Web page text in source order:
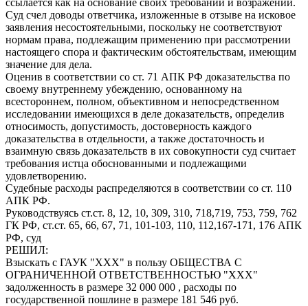
Суд счел доводы ответчика, изложенные в отзыве на исковое
заявления несостоятельными, поскольку не соответствуют
нормам права, подлежащим применению при рассмотрении
настоящего спора и фактическим обстоятельствам, имеющим
значение для дела.
Оценив в соответствии со ст. 71 АПК РФ доказательства по
своему внутреннему убеждению, основанному на
всестороннем, полном, объективном и непосредственном
исследовании имеющихся в деле доказательств, определив
относимость, допустимость, достоверность каждого
доказательства в отдельности, а также достаточность и
взаимную связь доказательств в их совокупности суд считает
требования истца обоснованными и подлежащими
удовлетворению.
Судебные расходы распределяются в соответствии со ст. 110
АПК РФ.
Руководствуясь ст.ст. 8, 12, 10, 309, 310, 718,719, 753, 759, 762
ГК РФ, ст.ст. 65, 66, 67, 71, 101-103, 110, 112,167-171, 176 АПК
РФ, суд
РЕШИЛ:
Взыскать с ГАУК "ХХХ" в пользу ОБЩЕСТВА С
ОГРАНИЧЕННОЙ ОТВЕТСТВЕННОСТЬЮ "ХХХ"
задолженность в размере 32 000 000 , расходы по
государственной пошлине в размере 181 546 руб.